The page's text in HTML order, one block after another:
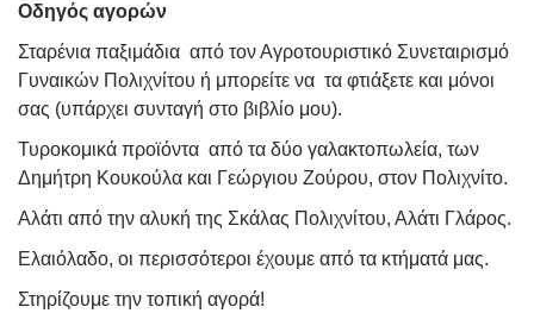
Οδηγός αγορών
Σταρένια παξιμάδια από τον Αγροτουριστικό Συνεταιρισμό
Γυναικών Πολιχνίτου ή μπορείτε να τα φτιάξετε και μόνοι
σας (υπάρχει συνταγή στο βιβλίο μου).
Τυροκομικά προϊόντα από τα δύο γαλακτοπωλεία, των
Δημήτρη Κουκούλα και Γεώργιου Ζούρου, στον Πολιχνίτο.
Αλάτι από την αλυκή της Σκάλας Πολιχνίτου, Αλάτι Γλάρος.
Ελαιόλαδο, οι περισσότεροι έχουμε από τα κτήματά μας.
Στηρίζουμε την τοπική αγορά!